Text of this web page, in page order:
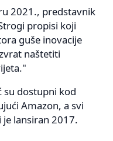
2021., predstavnik
propisi koji
guše inovacije
naštetiti
su dostupni kod
Amazon, a svi
je lansiran 2017.